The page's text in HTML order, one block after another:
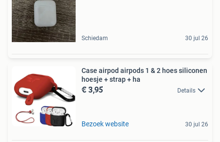
Schiedam 30 jul 26
Case airpod airpods 1 & 2 hoes siliconen
hoesje + strap + ha
€ 3,95 Details
Bezoek website 30 jul 26